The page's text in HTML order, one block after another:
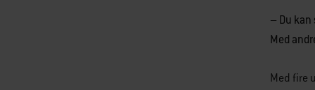
– Du
Med
Med fire